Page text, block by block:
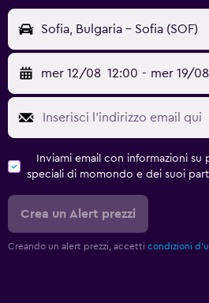
Sofia, Bulgaria - Sofia (SOF)
mer 12/08 12:00 - mer 19/08
Inviami email con informazioni
speciali di momondo e dei suoi
Crea un Alert prezzi
Creando un alert prezzi, accetti condizioni